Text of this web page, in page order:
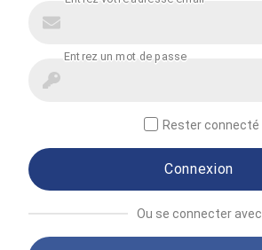
Rester connecté
Connexion
Ou se connecter avec